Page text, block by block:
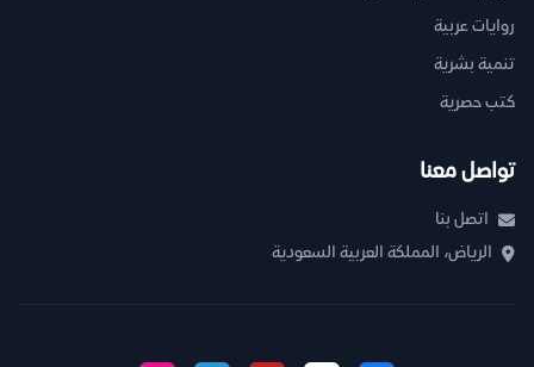
روايات عربية
تنمية بشرية
كتب حصرية
تواصل معنا
اتصل بنا
الرياض، المملكة العربية السعودية